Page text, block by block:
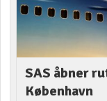
SAS åbner
København